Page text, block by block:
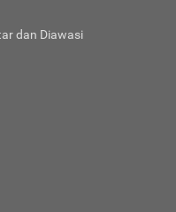
dan Diawasi